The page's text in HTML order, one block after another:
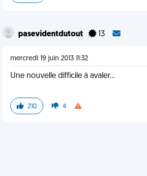
pasevidentdutout 13
mercredi 19 juin 2013 11:32
Une nouvelle difficile à avaler...
210 4